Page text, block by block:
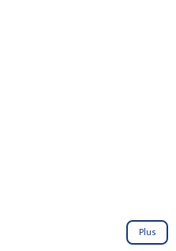
Plus